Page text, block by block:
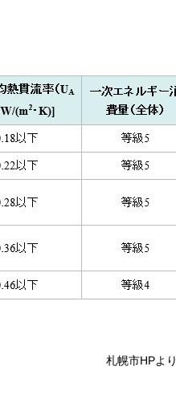
札幌市HPより